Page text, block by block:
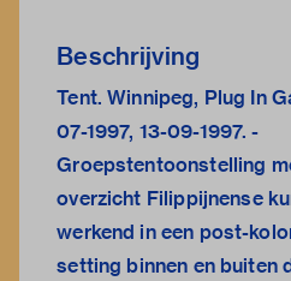
Beschrijving
Tent. Winnipeg, Plug In
07-1997, 13-09-1997. -
Groepstentoonstelling
overzicht Filippijnense
werkend in een post-
setting binnen en buiten